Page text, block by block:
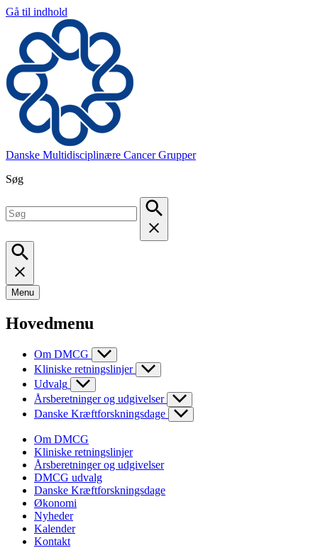
Gå til indhold
Danske Multidisciplinære Cancer Grupper
Søg
Menu
Hovedmenu
Om DMCG
Kliniske retningslinjer
Udvalg
Årsberetninger og udgivelser
Danske Kræftforskningsdage
Om DMCG
Kliniske retningslinjer
Årsberetninger og udgivelser
DMCG udvalg
Danske Kræftforskningsdage
Økonomi
Nyheder
Kalender
Kontakt